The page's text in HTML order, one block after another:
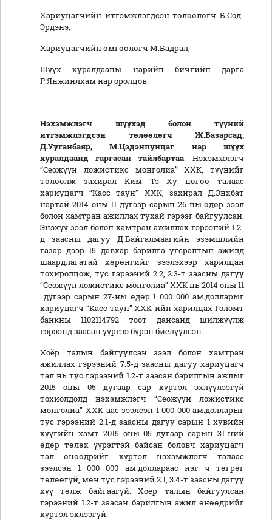
Хариуцагчийн итгэмжлэгдсэн төлөөлөгч Б.Сод-
Эрдэнэ,
Хариуцагчийн өмгөөлөгч М.Бадрал,
Шүүх хуралдааны нарийн бичгийн дарга
Р.Янжинлхам нар оролцов.
Нэхэмжлэгч шүүхэд болон түүний
итгэмжлэгдсэн төлөөлөгч Ж.Базарсад,
Д.Ууганбаяр, М.Цэдэнпунцаг
наршүүх
хуралдаанд гаргасан тайлбартаа: Нэхэмжлэгч
“Сеожүүн ложистикс монголиа” ХХК, түүнийг
төлөөлж захирал Ким Тэ Ху нөгөө талаас
хариуцагч “Касс таун” ХХК, захирал Д.Энхбат
нартай 2014 оны 11 дүгээр сарын 26-ны өдөр зээл
болон хамтран ажиллах тухай гэрээг байгуулсан.
Энэхүү зээл болон хамтран ажиллах гэрээний 1.2-
д заасны дагуу Д.Байгалмаагийн эзэмшлийн
газар дээр 15 давхар барилга угсралтын ажилд
шаардлагатай хөрөнгийг зээлэхээр харилцан
тохиролцож, тус гэрээний 2.2, 2.3-т заасны дагуу
“Сеожүүн ложистикс монголиа” ХХК нь 2014 оны 11
дүгээр сарын 27-ны өдөр 1 000 000 ам.долларыг
хариуцагч “Касс таун” ХХК-ийн харилцах Голомт
банкны 1102114792 тоот дансанд шилжүүлж
гэрээнд заасан үүргээ бүрэн биелүүлсэн.
Хоёр талын байгуулсан зээл болон хамтран
ажиллах гэрээний 7.5-д заасны дагуу хариуцагч
тал нь тус гэрээний 1.2-т заасан барилгын ажлыг
2015 оны 05 дугаар сар хүртэл эхлүүлээгүй
тохиолдолд нэхэмжлэгч “Сеожүүн ложистикс
монголиа” ХХК-аас зээлсэн 1 000 000 ам.долларыг
тус гэрээний 2.1-д заасны дагуу сарын 1 хувийн
хүүгийн хамт 2015 оны 05 дугаар сарын 31-ний
өдөр төлөх үүрэгтэй байсан боловч хариуцагч
тал өнөөдрийг хүртэл нэхэмжлэгч талаас
зээлсэн 1 000 000 ам.доллараас нэг ч төгрөг
төлөөгүй, мөн тус гэрээний 2.1, 3.4-т заасны дагуу
хүү төлж байгаагүй. Хоёр талын байгуулсан
гэрээний 1.2-т заасан барилгын ажил өнөөдрийг
хүртэл эхлээгүй.